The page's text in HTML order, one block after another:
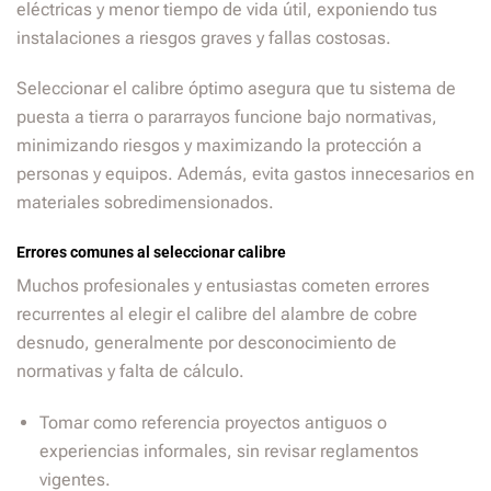
eléctricas y menor tiempo de vida útil, exponiendo tus
instalaciones a riesgos graves y fallas costosas.
Seleccionar el calibre óptimo asegura que tu sistema de
puesta a tierra o pararrayos funcione bajo normativas,
minimizando riesgos y maximizando la protección a
personas y equipos. Además, evita gastos innecesarios en
materiales sobredimensionados.
Errores comunes al seleccionar calibre
Muchos profesionales y entusiastas cometen errores
recurrentes al elegir el calibre del alambre de cobre
desnudo, generalmente por desconocimiento de
normativas y falta de cálculo.
Tomar como referencia proyectos antiguos o
experiencias informales, sin revisar reglamentos
vigentes.